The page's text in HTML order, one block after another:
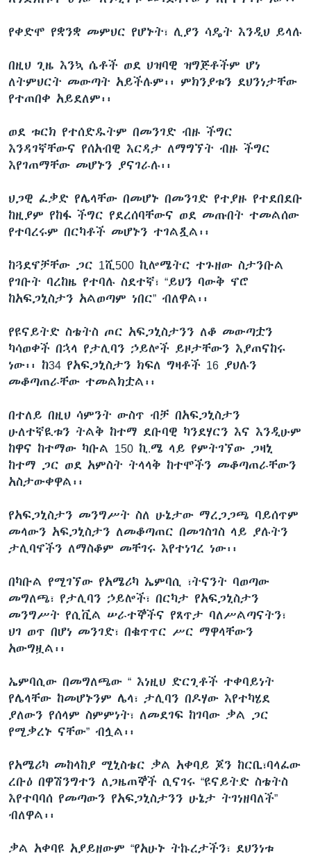
የቀድሞ የቋንቋ መምህር የሆኑት፣ ሊያን ሳዴት እንዲህ ይላሉ
በዚህ ጊዜ እንኳ ሴቶች ወደ ህዝባዊ ዝግጅቶችም ሆነ
ለትምህርት መውጣት አይችሉም፡፡ ምክንያቱን ደህንነታቸው
የተጠበቀ አይደለም፡፡
ወደ ቱርክ የተሰድዱትም በመንገድ ብዙ ችግር
እንዳገኛቸውና የሰአብዊ እርዳታ ለማግኘት ብዙ ችግር
እየገጠማቸው መሆኑን ያናገራሉ፡፡
ህጋዊ ፈቃድ የሌላቸው በመሆኑ በመንገድ የተያዙ የተደበደቡ
ከዚያም የከፋ ችግር የደረሰባቸውና ወደ መጡበት ተመልሰው
የተባረሩም በርካቶች መሆኑን ተገልጿል፡፡
ከጓደኖቻቸው ጋር 1ሺ500 ኪሎሜትር ተጉዘው ስታንቡል
የገቡት ባረከዜ የተባሉ ስደተኛ፣ “ይህን ባውቅ ኖሮ
ከአፍጋኒስታን አልወጣም ነበር” ብለዋል፡፡
የዩናይትድ ስቴትስ ጦር አፍጋኒስታንን ለቆ መውጣቷን
ካሳወቀች በኋላ የታሊባን ኃይሎች ይዞታቸውን እያጠናከሩ
ነው፡፡ ከ34 የአፍጋኒስታን ክፍለ ግዛቶች 16 ያህሉን
መቆጣጠራቸው ተመልክቷል፡፡
በተለይ በዚህ ሳምንት ውስጥ ብቻ በአፍጋኒስታን
ሁለተኛዪቱን ትልቅ ከተማ ደቡባዊ ካንደሃርን እና እንዲሁም
ከዋና ከተማው ካቡል 150 ኪ.ሜ ላይ የምትገኘው ጋዛኒ
ከተማ ጋር ወደ አምስት ትላላቅ ከተሞችን መቆጣጠራቸውን
አስታውቀዋል፡፡
የአፍጋኒስታን መንግሥት ስለ ሁኔታው ማረጋጋጫ ባይሰጥም
መላውን አፍጋኒስታን ለመቆጣጠር በመገስገስ ላይ ያሉትን
ታሊባኖችን ለማስቆም መቸገሩ እየተነገረ ነው፡፡
በካቡል የሚገኘው የአሜሪካ ኤምባሲ ፣ትናንት ባወጣው
መግለጫ፣ የታሊባን ኃይሎች፣ በርካታ የአፍጋኒስታን
መንግሥት የሲቪል ሠራተኞችና የጸጥታ ባለሥልጣናትን፣
ህገ ወጥ በሆነ መንገድ፣ በቁጥጥር ሥር ማዋላቸውን
አውግዟል፡፡
ኤምባሲው በመግለጫው “ እነዚህ ድርጊቶች ተቀባይነት
የሌላቸው ከመሆኑንም ሌላ፣ ታሊባን በዶሃው እየተካሄደ
ያለውን የሰላም ስምምነት፣ ለመደገፍ ከገባው ቃል ጋር
የሚቃረኑ ናቸው” ብሏል፡፡
የአሜሪካ መከላከያ ሚኒስቴር ቃል አቀባይ ጆን ከርቢ፣ባላፈው
ረቡዕ በዋሽንግተን ለጋዜጠኞች ሲናገሩ “ዩናይትድ ስቴትስ
እየተባባሰ የመጣውን የአፍጋኒስታንን ሁኔታ ትገነዘባለች”
ብለዋል፡፡
ቃል አቀባዩ አያይዘውም “የአሁኑ ትኩረታችን፣ ደህንነቱ